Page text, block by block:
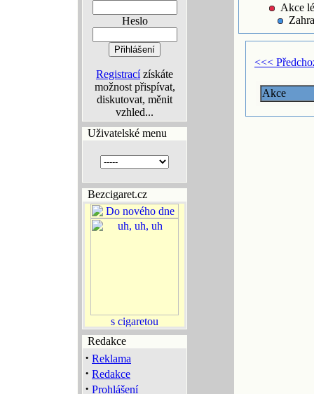
Heslo
Registracízískáte
možnost přispívat,
diskutovat, měnit
vzhled...
Uživatelské menu
Bezcigaret.cz
Redakce
· Reklama
· Redakce
· Prohlášení
Akce
<<<
Akce